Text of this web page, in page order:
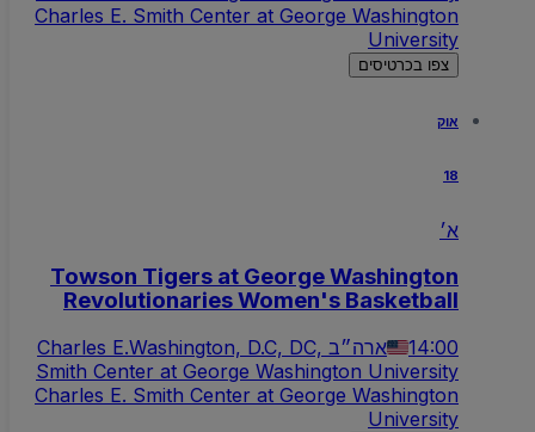
Charles E. Smith Center at George Washington
University
צפו בכרטיסים
אוק
א׳
Towson Tigers at George Washington
Revolutionaries Women's Basketball
14:00 Washington, D.C, DC, ארה״ב
Charles E.
Smith Center at George Washington University
Charles E. Smith Center at George Washington
University